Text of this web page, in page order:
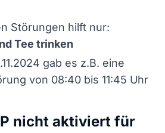
Störungen hilft nur:
Tee trinken
gab es z.B. eine
von 08:40 bis 11:45 Uhr
nicht aktiviert für